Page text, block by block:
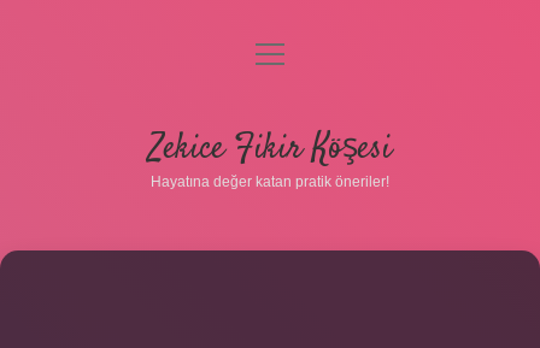
Gizlilik Politikası
Yasal Uyarı
menüyü
Zekice Fikir Köşesi
Hayatına değer katan pratik öneriler!